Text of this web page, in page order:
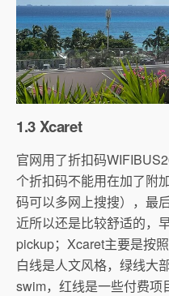
1.3 Xcaret
官网用了折扣码
个折扣码不能用在加了附
码可以多网上搜搜），最
近所以还是比较舒适的，
pickup；Xcaret主要是按
白线是人文风格，绿线大
swim，红线是一些付费项